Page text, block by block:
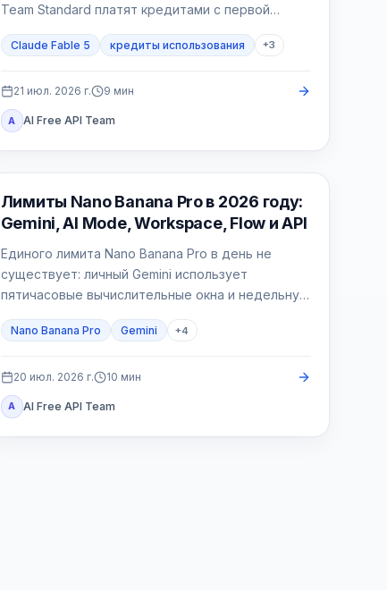
Team Standard платят кредитами с первой
Claude Fable 5 кредиты использования +3
21 июл. 2026 г. 9 мин
A AI Free API Team
Генерация изображений ИИ
Лимиты Nano Banana Pro в 2026 году:
Gemini, AI Mode, Workspace, Flow и API
Единого лимита Nano Banana Pro в день не
существует: личный Gemini использует
пятичасовые вычислительные окна и недельную
Workspace — таблицу по лицензиям, Flow —
Nano Banana Pro Gemini +4
20 июл. 2026 г. 10 мин
A AI Free API Team